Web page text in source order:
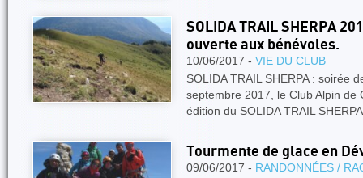
SOLIDA TRAIL SHERPA
ouverte aux bénévoles.
10/06/2017 - VIE DU CLUB
SOLIDA TRAIL SHERPA : soirée
septembre 2017, le Club Alpin de
édition du SOLIDA TRAIL
Tourmente de glace en
09/06/2017 - RANDONNÉES /